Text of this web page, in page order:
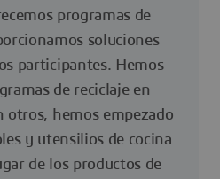
programas de
soluciones
participantes. Hemos
de reciclaje en
otros, hemos empezado
y utensilios de cocina
de los productos de